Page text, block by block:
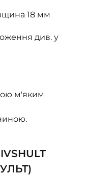
18 мм
див. у
м'яким